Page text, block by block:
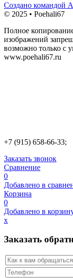
Создано командой
© 2025 • Poehali67
Полное
изображений
возможно только с
www.poehali67.ru
+7 (915) 658-66-33;
Заказать звонок
Сравнение
0
Добавлено в
Корзина
0
Добавлено в
х
Заказать